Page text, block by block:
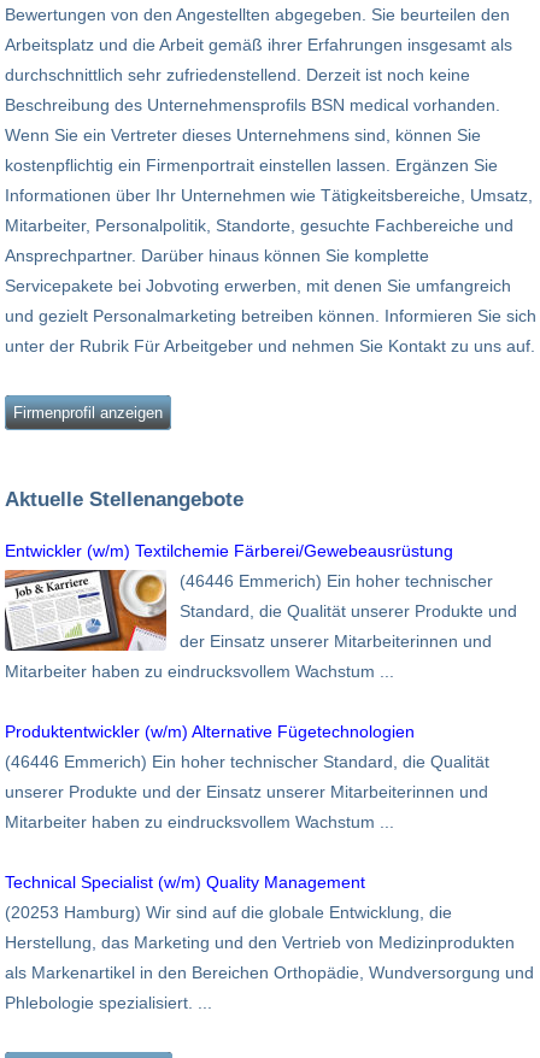
Bewertungen von den Angestellten abgegeben. Sie beurteilen den
Arbeitsplatz und die Arbeit gemäß ihrer Erfahrungen insgesamt als
durchschnittlich sehr zufriedenstellend. Derzeit ist noch keine
Beschreibung des Unternehmensprofils BSN medical vorhanden.
Wenn Sie ein Vertreter dieses Unternehmens sind, können Sie
kostenpflichtig ein Firmenportrait einstellen lassen. Ergänzen Sie
Informationen über Ihr Unternehmen wie Tätigkeitsbereiche, Umsatz,
Mitarbeiter, Personalpolitik, Standorte, gesuchte Fachbereiche und
Ansprechpartner. Darüber hinaus können Sie komplette
Servicepakete bei Jobvoting erwerben, mit denen Sie umfangreich
und gezielt Personalmarketing betreiben können. Informieren Sie sich
unter der Rubrik Für Arbeitgeber und nehmen Sie Kontakt zu uns auf.
Firmenprofil anzeigen
Aktuelle Stellenangebote
Entwickler (w/m) Textilchemie Färberei/Gewebeausrüstung
(46446 Emmerich) Ein hoher technischer
Standard, die Qualität unserer Produkte und
der Einsatz unserer Mitarbeiterinnen und
Mitarbeiter haben zu eindrucksvollem Wachstum ...
Produktentwickler (w/m) Alternative Fügetechnologien
(46446 Emmerich) Ein hoher technischer Standard, die Qualität
unserer Produkte und der Einsatz unserer Mitarbeiterinnen und
Mitarbeiter haben zu eindrucksvollem Wachstum ...
Technical Specialist (w/m) Quality Management
(20253 Hamburg) Wir sind auf die globale Entwicklung, die
Herstellung, das Marketing und den Vertrieb von Medizinprodukten
als Markenartikel in den Bereichen Orthopädie, Wundversorgung und
Phlebologie spezialisiert. ...